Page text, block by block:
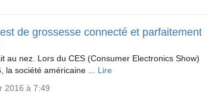
de grossesse connecté et parfaitement
au nez. Lors du CES (Consumer Electronics Show)
la société américaine ... Lire
2016 à 7:49